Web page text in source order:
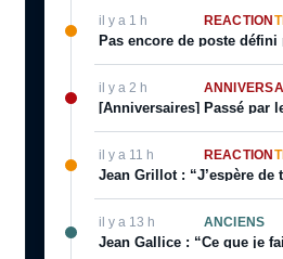
il y a 1 h RÉACTION
Pas encore de poste défini
il y a 2 h
[Anniversaires] Passé par
il y a 11 h RÉACTION
Jean Grillot : “J’espère de
il y a 13 h ANCIENS
Jean Gallice : “Ce que je